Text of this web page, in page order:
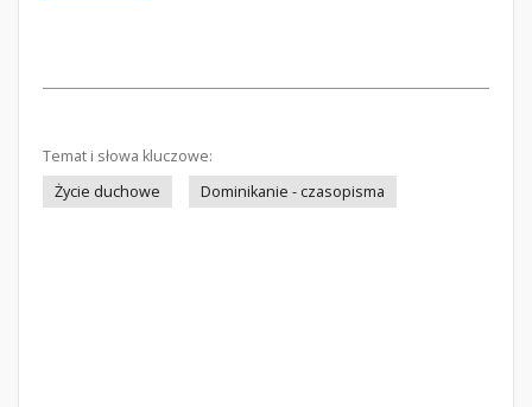
Temat i słowa kluczowe:
Życie duchowe
Dominikanie - czasopisma